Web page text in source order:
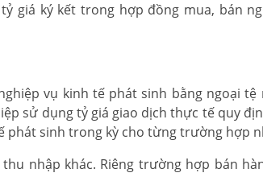
giá ký kết trong hợp đồng mua, bán
vụ kinh tế phát sinh bằng ngoại
sử dụng tỷ giá giao dịch thực tế quy
phát sinh trong kỳ cho từng trường hợp
nhập khác. Riêng trường hợp bán